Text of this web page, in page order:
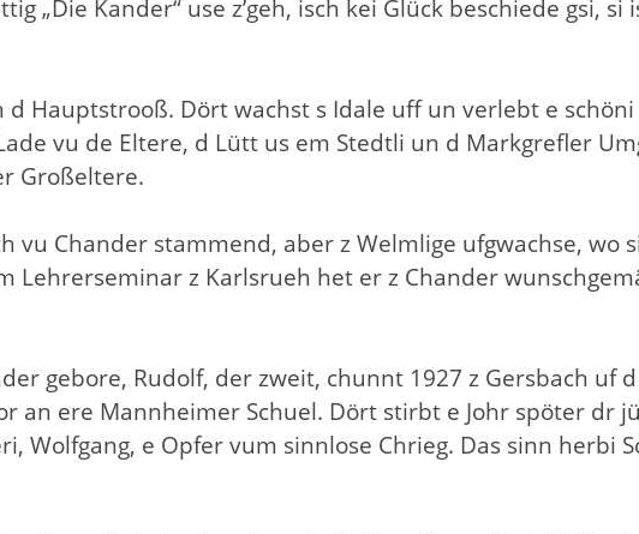
„Die Kander“ use z’geh, isch kei Glück beschiede gsi, si
d Hauptstrooß. Dört wachst s Idale uff un verlebt e
vu de Eltere, d Lütt us em Stedtli un d Markgrefler
Großeltere.
vu Chander stammend, aber z Welmlige ufgwachse, wo
Lehrerseminar z Karlsrueh het er z Chander
gebore, Rudolf, der zweit, chunnt 1927 z Gersbach uf
an ere Mannheimer Schuel. Dört stirbt e Johr spöter dr
Wolfgang, e Opfer vum sinnlose Chrieg. Das sinn herbi